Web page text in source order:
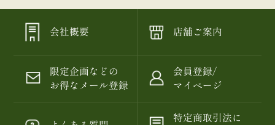
会社概要 店舗ご案内
限定企画などの
お得なメール登録
会員登録/
マイページ
特定商取引法に